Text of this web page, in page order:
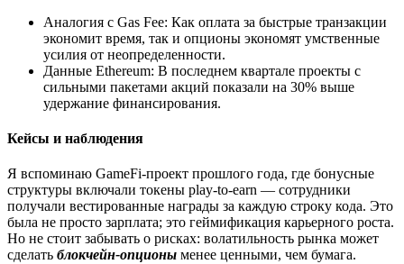
Аналогия с Gas Fee: Как оплата за быстрые транзакции
экономит время, так и опционы экономят умственные
усилия от неопределенности.
Данные Ethereum: В последнем квартале проекты с
сильными пакетами акций показали на 30% выше
удержание финансирования.
Кейсы и наблюдения
Я вспоминаю GameFi-проект прошлого года, где бонусные
структуры включали токены play-to-earn — сотрудники
получали вестированные награды за каждую строку кода. Это
была не просто зарплата; это геймификация карьерного роста.
Но не стоит забывать о рисках: волатильность рынка может
сделать блокчейн-опционы менее ценными, чем бумага.